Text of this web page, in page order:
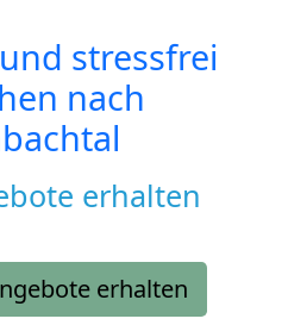
stressfrei
nach
erhalten
erhalten